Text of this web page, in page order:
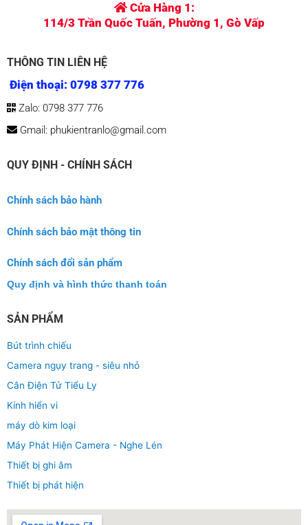
Cửa Hàng 1:
114/3 Trần Quốc Tuấn, Phường 1, Gò Vấp
THÔNG TIN LIÊN HỆ
Điện thoại: 0798 377 776
Zalo: 0798 377 776
Gmail: phukientranlo@gmail.com
QUY ĐỊNH - CHÍNH SÁCH
Chính sách bảo hành
Chính sách bảo mật thông tin
Chính sách đổi sản phẩm
Quy định và hình thức thanh toán
SẢN PHẨM
Bút trình chiếu
Camera ngụy trang - siêu nhỏ
Cân Điện Tử Tiểu Ly
Kính hiển vi
máy dò kim loại
Máy Phát Hiện Camera - Nghe Lén
Thiết bị ghi âm
Thiết bị phát hiện